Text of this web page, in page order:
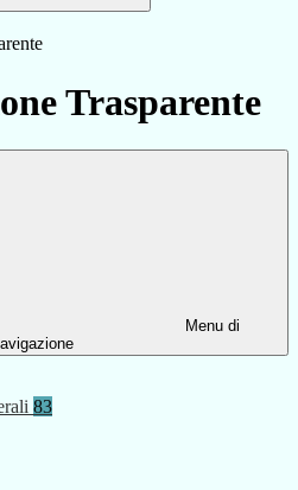
Trasparente
Menu di
83